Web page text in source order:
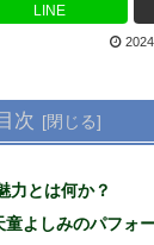
LINE
次
力とは何か？
童よしみのパフォ